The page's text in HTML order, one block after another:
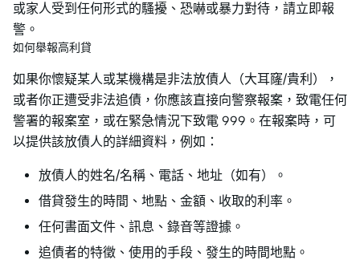
或家人受到任何形式的騷擾、恐嚇或暴力對待，請立即報
警。
如何舉報高利貸
如果你懷疑某人或某機構是非法放債人（大耳窿/貴利），
或者你正遭受非法追債，你應該直接向警察報案，致電任何
警署的報案室，或在緊急情況下致電 999。在報案時，可
以提供該放債人的詳細資料，例如：
放債人的姓名/名稱、電話、地址（如有）。
借貸發生的時間、地點、金額、收取的利率。
任何書面文件、訊息、錄音等證據。
追債者的特徵、使用的手段、發生的時間地點。